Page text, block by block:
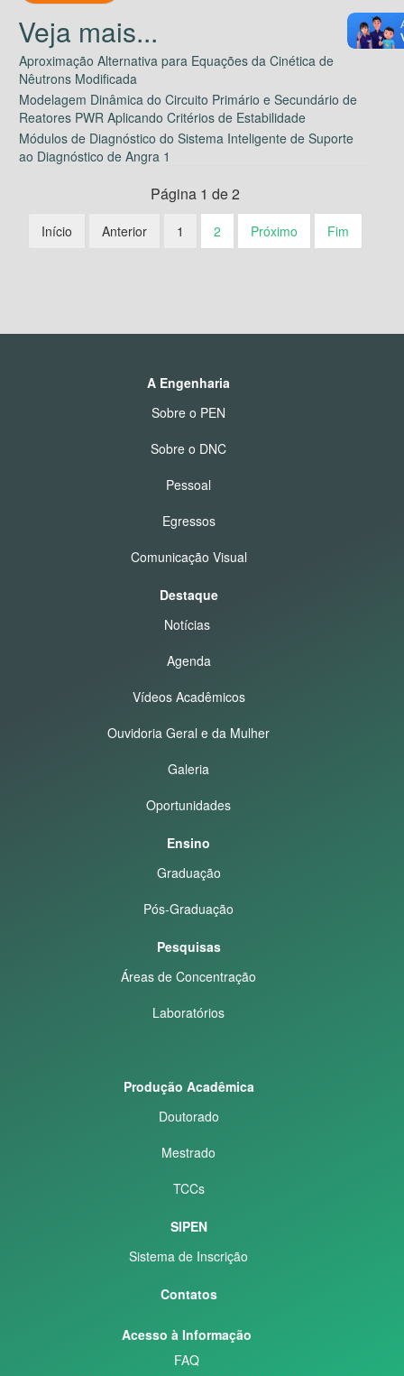
Aproximação Alternativa para Equações da Cinética de
Nêutrons Modificada
Modelagem Dinâmica do Circuito Primário e Secundário de
Reatores PWR Aplicando Critérios de Estabilidade
Módulos de Diagnóstico do Sistema Inteligente de Suporte
ao Diagnóstico de Angra 1
Página 1 de 2
Início Anterior 1 2 Próximo Fim
A Engenharia
Sobre o PEN
Sobre o DNC
Pessoal
Egressos
Comunicação Visual
Destaque
Notícias
Agenda
Vídeos Acadêmicos
Ouvidoria Geral e da Mulher
Galeria
Oportunidades
Ensino
Graduação
Pós-Graduação
Pesquisas
Áreas de Concentração
Laboratórios
Produção Acadêmica
Doutorado
Mestrado
TCCs
SIPEN
Sistema de Inscrição
Contatos
Acesso à Informação
FAQ